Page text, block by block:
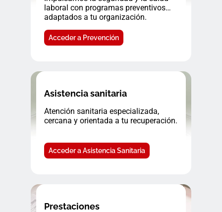
laboral con programas preventivos
adaptados a tu organización.
Acceder a Prevención
Asistencia sanitaria
Atención sanitaria especializada,
cercana y orientada a tu recuperación.
Acceder a Asistencia Sanitaria
Prestaciones